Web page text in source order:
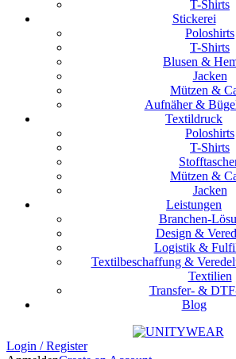
T-Shirts
Stickerei
Poloshirts
T-Shirts
Blusen &
Jacken
Mützen &
Aufnäher &
Textildruck
Poloshirts
T-Shirts
Mützen &
Jacken
Leistungen
Branchen-
Design &
Logistik &
Textilbeschaffung &
Textilien
Transfer- &
Blog
Login / Register